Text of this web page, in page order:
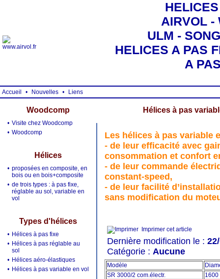
AIRVOL -
ULM -
HELICES A PAS
A
Accueil • Nouvelles • Liens
Woodcomp
• Visite chez Woodcomp
• Woodcomp
Hélices
• proposées en composite, en
bois ou en bois+composite
• de trois types : à pas fixe,
réglable au sol, variable en
vol
Types d'hélices
• Hélices à pas fixe
• Hélices à pas réglable au
sol
• Hélices aéro-élastiques
• Hélices à pas variable en vol
Hélices à pas
Les hélices à pas variable
- de leur efficacité avec
consommation et confort
- de leur commande
constant-speed,
- de leur facilité
sans modification du
Imprimer cet article
Dernière modification le :
Catégorie : Aucune
Modèle
SR 3000/2 com.électr.
1600